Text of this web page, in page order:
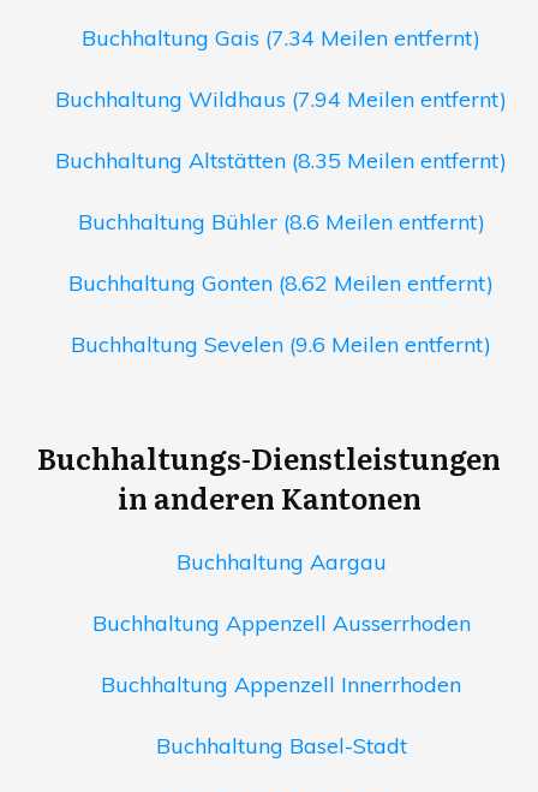
Buchhaltung Gais (7.34 Meilen entfernt)
Buchhaltung Wildhaus (7.94 Meilen entfernt)
Buchhaltung Altstätten (8.35 Meilen entfernt)
Buchhaltung Bühler (8.6 Meilen entfernt)
Buchhaltung Gonten (8.62 Meilen entfernt)
Buchhaltung Sevelen (9.6 Meilen entfernt)
Buchhaltungs-Dienstleistungen
in anderen Kantonen
Buchhaltung Aargau
Buchhaltung Appenzell Ausserrhoden
Buchhaltung Appenzell Innerrhoden
Buchhaltung Basel-Stadt